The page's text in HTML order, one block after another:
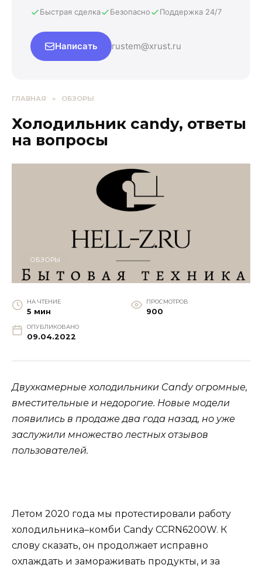
Быстрая сделка Безопасно Поддержка 24/7
Написать rustem@xrust.ru
ГЛАВНАЯ » ОБЗОРЫ
Холодильник candy, ответы
на вопросы
ОБЗОРЫ
НА ЧТЕНИЕ
5 мин
ПРОСМОТРОВ
900
ОПУБЛИКОВАНО
09.04.2022
Двухкамерные холодильники Candy огромные,
вместительные и недорогие. Новые модели
появились в продаже два года назад, но уже
заслужили множество лестных отзывов
пользователей.
Летом 2020 года мы протестировали работу
холодильника–комби Candy CCRN6200W. К
слову сказать, он продолжает исправно
охлаждать и замораживать продукты, и за